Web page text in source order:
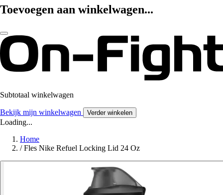
Toevoegen aan winkelwagen...
Subtotaal winkelwagen
Bekijk mijn winkelwagen Verder winkelen
Loading...
Home
/ Fles Nike Refuel Locking Lid 24 Oz